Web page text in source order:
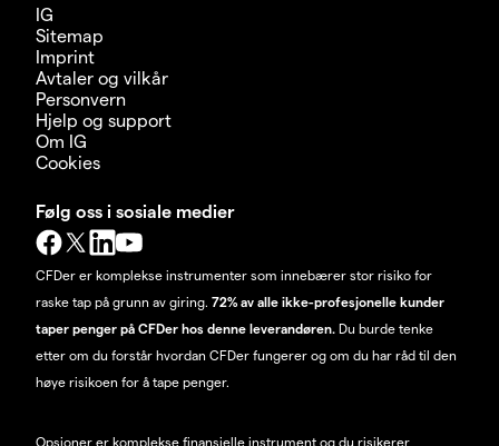
IG
Sitemap
Imprint
Avtaler og vilkår
Personvern
Hjelp og support
Om IG
Cookies
Følg oss i sosiale medier
CFDer er komplekse instrumenter som innebærer stor risiko for
raske tap på grunn av giring. 72% av alle ikke-profesjonelle kunder
taper penger på CFDer hos denne leverandøren. Du burde tenke
etter om du forstår hvordan CFDer fungerer og om du har råd til den
høye risikoen for å tape penger.
Opsjoner er komplekse finansielle instrument og du risikerer